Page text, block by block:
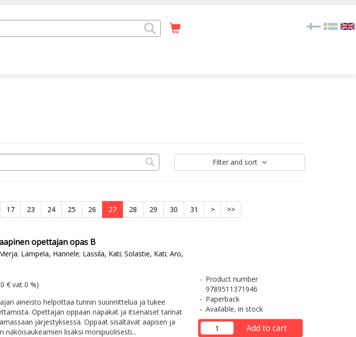
Filterand sort
17 23 24 25 26 27 28 29 30 31 > >>
opettajan opas B
; Lampela, Hannele; Lassila, Kati; Solastie, Kati; Aro,
hinta
€ vat 0 %)
aineisto helpottaa tunnin suunnittelua ja tukee
Opettajan oppaan napakat ja itsenäiset tarinat
järjestyksessä. Oppaat sisältävät aapisen ja
näköisaukeamien lisäksi monipuolisesti...
Product number
9789511371946
Paperback
Available, in stock
Add to cart